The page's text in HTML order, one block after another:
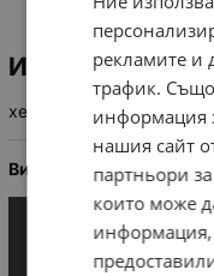
ИНФОРМАЦИЯ
херметичен конектор.
Видеопредствавяне в
рекламите и
трафик.
информация
нашия сайт
партньори
които може
информация,